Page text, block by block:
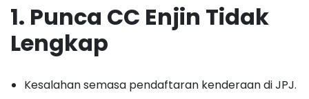
1. Punca CC Enjin Tidak
Lengkap
Kesalahan semasa pendaftaran kenderaan di JPJ.